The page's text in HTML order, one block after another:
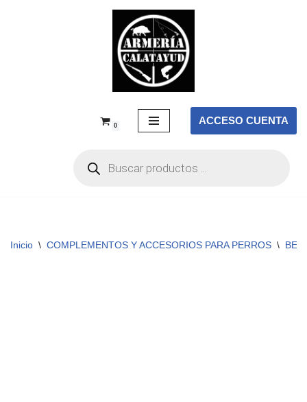
0 ACCESO CUENTA
Inicio \ COMPLEMENTOS Y ACCESORIOS PARA PERROS \